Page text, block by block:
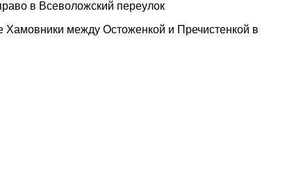
в Всеволожский переулок
между Остоженкой и Пречистенкой в